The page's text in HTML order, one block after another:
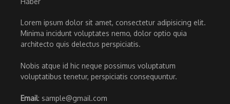
Lorem ipsum dolor sit amet, consectetur adipisicing elit.
Minima incidunt voluptates nemo, dolor optio quia
architecto quis delectus perspiciatis.
Nobis atque id hic neque possimus voluptatum
voluptatibus tenetur, perspiciatis consequuntur.
Email: sample@gmail.com